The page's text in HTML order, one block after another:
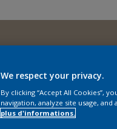
We respect your privacy.
By clicking “Accept All Cookies”,
navigation, analyze site usage,
plus d'informations.